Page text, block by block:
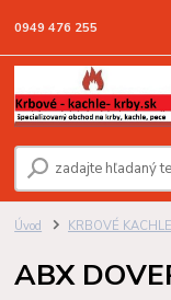
0949 476 255
Úvod KRBOVÉ
ABX